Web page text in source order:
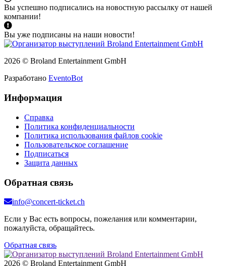
Вы успешно подписались на новостную рассылку от нашей
компании!
Вы уже подписаны на наши новости!
2026 © Broland Entertainment GmbH
Разработано EventoBot
Информация
Справка
Политика конфиденциальности
Политика использования файлов cookie
Пользовательское соглашение
Подписаться
Защита данных
Обратная связь
info@concert-ticket.ch
Если у Вас есть вопросы, пожелания или комментарии,
пожалуйста, обращайтесь.
Обратная связь
2026 © Broland Entertainment GmbH